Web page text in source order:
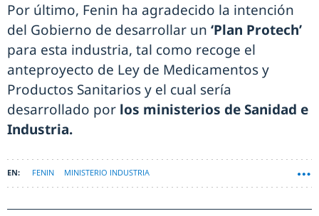
Por último, Fenin ha agradecido la intención
del Gobierno de desarrollar un ‘Plan Protech’
para esta industria, tal como recoge el
anteproyecto de Ley de Medicamentos y
Productos Sanitarios y el cual sería
desarrollado por los ministerios de Sanidad e
Industria.
FENIN MINISTERIO INDUSTRIA